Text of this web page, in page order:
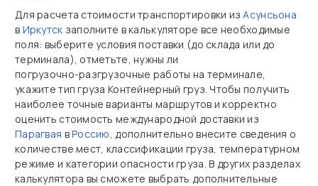
Для расчета стоимости транспортировки изАсунсьона
в Иркутск заполните в калькуляторе все необходимые
поля: выберите условия поставки (до склада или до
терминала), отметьте, нужны ли
погрузочно‑разгрузочные работы на терминале,
укажите тип груза Контейнерный груз. Чтобы получить
наиболее точные варианты маршрутов и корректно
оценить стоимость международной доставки из
Парагвая вРоссию, дополнительно внесите сведения о
количестве мест, классификации груза, температурном
режиме и категории опасности груза. В других разделах
калькулятора вы сможете выбрать дополнительные